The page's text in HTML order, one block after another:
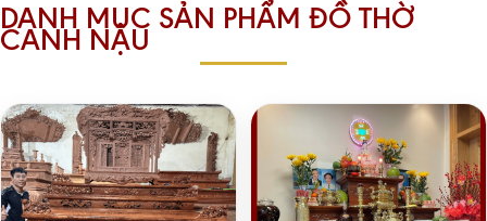
DANH MỤC SẢN PHẨM ĐỒ THỜ
CANH NẬU